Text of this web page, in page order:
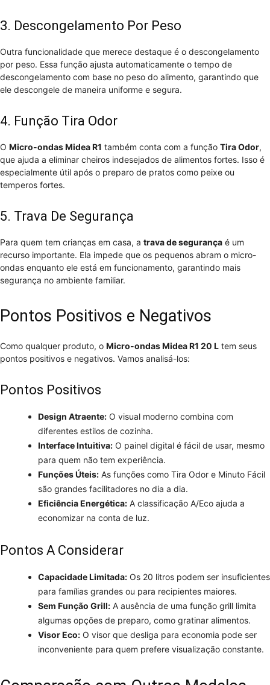
3. Descongelamento Por Peso
Outra funcionalidade que merece destaque é o descongelamento
por peso. Essa função ajusta automaticamente o tempo de
descongelamento com base no peso do alimento, garantindo que
ele descongele de maneira uniforme e segura.
4. Função Tira Odor
O Micro-ondas Midea R1 também conta com a função Tira Odor,
que ajuda a eliminar cheiros indesejados de alimentos fortes. Isso é
especialmente útil após o preparo de pratos como peixe ou
temperos fortes.
5. Trava De Segurança
Para quem tem crianças em casa, a trava de segurança é um
recurso importante. Ela impede que os pequenos abram o micro-
ondas enquanto ele está em funcionamento, garantindo mais
segurança no ambiente familiar.
Pontos Positivos e Negativos
Como qualquer produto, o Micro-ondas Midea R1 20 L tem seus
pontos positivos e negativos. Vamos analisá-los:
Pontos Positivos
Design Atraente: O visual moderno combina com
diferentes estilos de cozinha.
Interface Intuitiva: O painel digital é fácil de usar, mesmo
para quem não tem experiência.
Funções Úteis: As funções como Tira Odor e Minuto Fácil
são grandes facilitadores no dia a dia.
Eficiência Energética: A classificação A/Eco ajuda a
economizar na conta de luz.
Pontos A Considerar
Capacidade Limitada: Os 20 litros podem ser insuficientes
para famílias grandes ou para recipientes maiores.
Sem Função Grill: A ausência de uma função grill limita
algumas opções de preparo, como gratinar alimentos.
Visor Eco: O visor que desliga para economia pode ser
inconveniente para quem prefere visualização constante.